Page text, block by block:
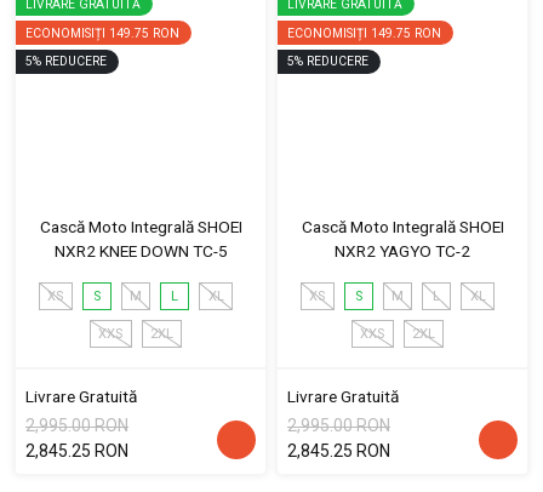
LIVRARE GRATUITĂ
ECONOMISIȚI 149.75 RON
5% REDUCERE
Cască Moto Integrală SHOEI
NXR2 KNEE DOWN TC-5
XS S M L XL
XXS 2XL
Livrare Gratuită
2,995.00 RON
2,845.25 RON
LIVRARE GRATUITĂ
ECONOMISIȚI 149.75 RON
5% REDUCERE
Cască Moto Integrală SHOEI
NXR2 YAGYO TC-2
XS S M L XL
XXS 2XL
Livrare Gratuită
2,995.00 RON
2,845.25 RON